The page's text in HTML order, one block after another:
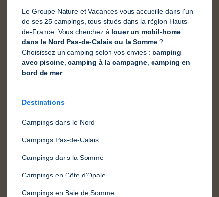
Le Groupe Nature et Vacances vous accueille dans l'un
de ses 25 campings, tous situés dans la région Hauts-
de-France. Vous cherchez à louer un mobil-home
dans le Nord Pas-de-Calais ou la Somme ?
Choisissez un camping selon vos envies : camping
avec piscine camping à la campagne camping en
bord de mer...
Destinations
Campings dans le Nord
Campings Pas-de-Calais
Campings dans la Somme
Campings en Côte d'Opale
Campings en Baie de Somme